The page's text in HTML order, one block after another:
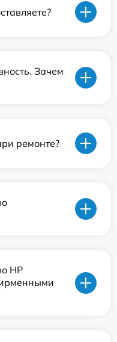
Зачем
ремонте?
HP